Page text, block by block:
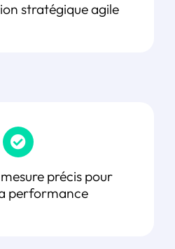
stratégique agile
précis pour
performance